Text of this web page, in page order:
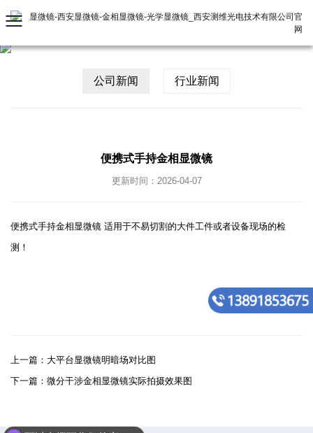
公司新闻 行业新闻
便携式手持金相显微镜
更新时间：2026-04-07
便携式手持金相显微镜 适用于不易切割的大件工件或者设备现场的检
测！
上一篇： 大平台显微镜明暗场对比图
下一篇： 微分干涉金相显微镜实际拍摄效果图